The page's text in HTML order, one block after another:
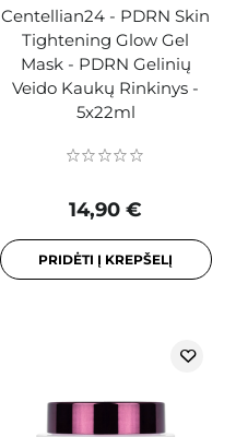
Centellian24 - PDRN Skin
Tightening Glow Gel
Mask - PDRN Gelinių
Veido Kaukų Rinkinys -
5x22ml
14,90 €
PRIDĖTI Į KREPŠELĮ